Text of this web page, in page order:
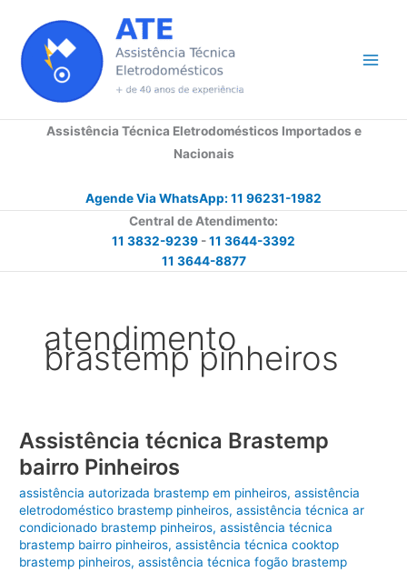
conteúdo
Assistência Técnica Eletrodomésticos Importados e
Nacionais
Agende Via WhatsApp: 11 96231-1982
Central de Atendimento:
11 3832-9239 -11 3644-3392
11 3644-8877
atendimento
brastemp pinheiros
Assistência técnica Brastemp
bairro Pinheiros
assistência autorizada brastemp em pinheiros,assistência
eletrodoméstico brastemp pinheiros,assistência técnica ar
condicionado brastemp pinheiros,assistência técnica
brastemp bairro pinheiros,assistência técnica cooktop
brastemp pinheiros,assistência técnica fogão brastemp